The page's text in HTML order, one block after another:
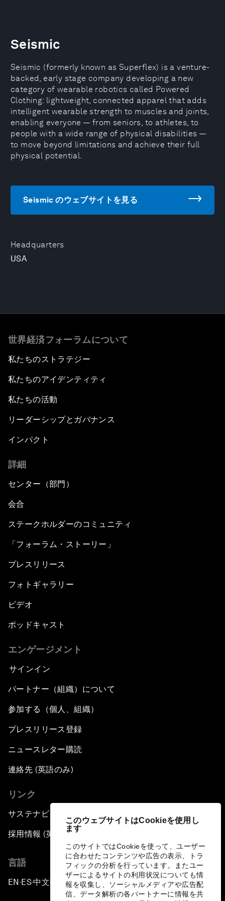
このウェブサイトはCookieを使用し
ます
このサイトではCookieを使って、ユーザー
に合わせたコンテンツや広告の表示、トラ
フィックの分析を行っています。またユー
ザーによるサイトの利用状況についても情
報を収集し、ソーシャルメディアや広告配
信、データ解析の各パートナーに情報を共
Headquarters
USA
Seismic
Seismic (formerly known as Superflex) is a venture-
backed, early stage company developing a new
category of wearable robotics called Powered
Clothing: lightweight, connected apparel that adds
intelligent wearable strength to muscles and joints,
enabling everyone — from seniors, to athletes, to
people with a wide range of physical disabilities —
to move beyond limitations and achieve their full
physical potential.
Seismic のウェブサイトを見る
世界経済フォーラムについて
私たちのストラテジー
私たちのアイデンティティ
私たちの活動
リーダーシップとガバナンス
インパクト
詳細
センター（部門）
会合
ステークホルダーのコミュニティ
「フォーラム・ストーリー」
プレスリリース
フォトギャラリー
ビデオ
ポッドキャスト
エンゲージメント
サインイン
パートナー（組織）について
参加する（個人、組織）
プレスリリース登録
ニュースレター購読
連絡先 (英語のみ)
リンク
サステナビリティへの取り組み
採用情報 (英語のみ)
言語
EN ▪ES▪中文▪ 日本語